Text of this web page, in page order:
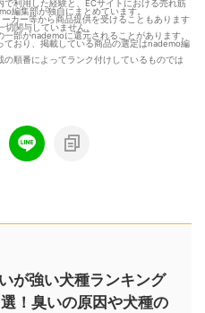
利用した経験と、ECサイトにおける売れ筋
編集部が独自にまとめています。
カー等から商品提供を受けることもあります
関与していません。
部がnademoに還元されることがあります。
おり、掲載している商品の選定はnademo編
順番によってランク付けしているものでは
が強い犬種ランキング
！臭いの原因や犬種の